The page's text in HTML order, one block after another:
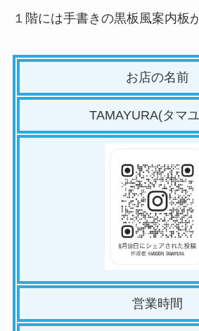
１階には手書きの黒板風案内板
お店の名前
TAMAYURA(タマユ
営業時間